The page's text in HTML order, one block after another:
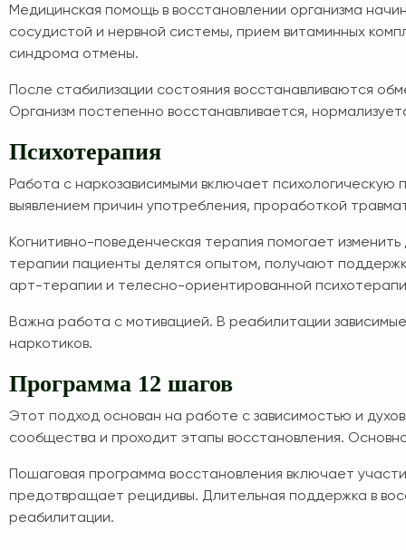
Медицинская помощь в восстановлении организма
сосудистой и нервной системы, прием витаминных
синдрома отмены.
После стабилизации состояния восстанавливаются
Организм постепенно восстанавливается,
Психотерапия
Работа с наркозависимыми включает
выявлением причин употребления, проработкой
Когнитивно-поведенческая терапия помогает
терапии пациенты делятся опытом, получают
арт-терапии и телесно-ориентированной
Важна работа с мотивацией. В реабилитации
наркотиков.
Программа 12 шагов
Этот подход основан на работе с зависимостью и
сообщества и проходит этапы восстановления.
Пошаговая программа восстановления включает
предотвращает рецидивы. Длительная поддержка в
реабилитации.